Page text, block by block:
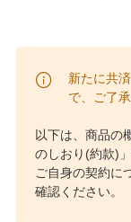
新たに共
で、ご了
以下は、商品の
のしおり(約款)
ご自身の契約に
確認ください。